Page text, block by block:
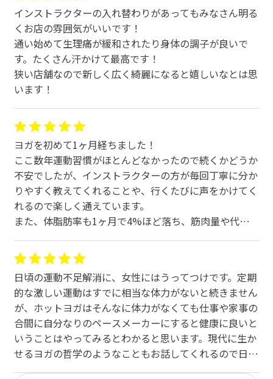
インストラクターの入れ替わりがあってもみなさん明る
くお店の雰囲気がいいです！
通い始めて生理痛が緩和されたり身体の調子が良いで
す。たくさん汗かけて最高です！
狭い店舗なので新しく広く綺麗になると嬉しいなとは思
います！
ヨガを初めて1ヶ月経ちました！
ここ数年運動習慣がほとんどなかったので続くかどうか
不安でしたが、インストラクターの方が毎回丁寧に分か
りやすく教えてくれることや、行くたびに声をかけてく
れるので楽しく通えています。
また、体脂肪率も1ヶ月で4%ほど落ち、筋肉量や代謝も
予約は大体1ヶ月先まで取れるので、私は事前に行けそ
うな日に予約をしておいて、行けなくなりそうならキャ
ンセルをするというようにしているので取りにくさは感
じないです！
汗を沢山かくので浮腫もとれ、運動することでストレス
も軽減されていると感じます！
これからも通い続けたいです😌
日頃の運動不足解消に、女性にはうってつけです。定期
的な激しい運動はすでに相当な体力がないと続きません
が、ホットヨガはそんなに体力がなくても仕事や家事の
合間に自分なりのペースメーカーにすると健康に良いと
いうことはやってみるとわかると思います。現代に生か
せるヨガの哲学のようなこともお話してくれるので日常